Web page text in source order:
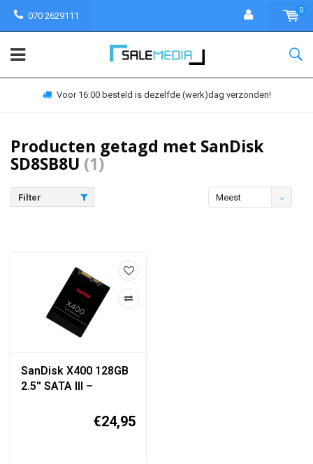
070 2629111
0
Voor 16:00 besteld is dezelfde (werk)dag verzonden!
Producten getagd met SanDisk
SD8SB8U (1)
Filter
Meest
SanDisk X400 128GB
2.5'' SATA III –
€24,95